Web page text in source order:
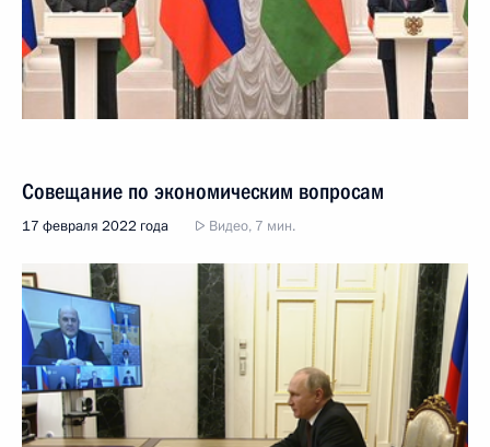
Совещание по экономическим вопросам
17 февраля 2022 года Видео, 7 мин.